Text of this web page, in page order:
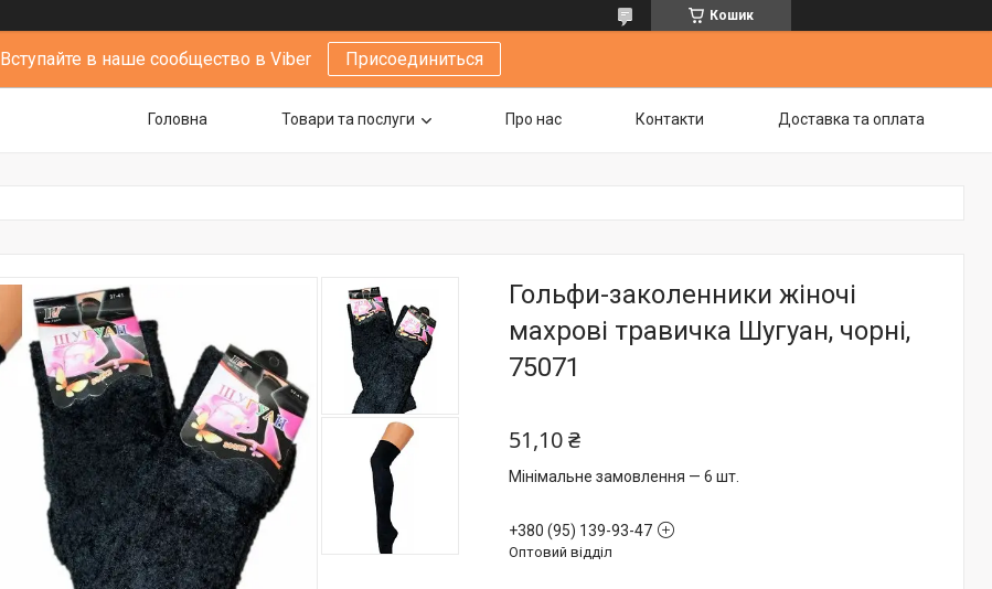
Кошик
Вступайте в наше сообщество в Viber Присоединиться
Головна Товари та послуги Про нас Контакти Доставка та оплата
Гольфи-заколенники жіночі
махрові травичка Шугуан, чорні,
75071
51,10 ₴
Мінімальне замовлення — 6 шт.
+380 (95) 139-93-47
Оптовий відділ